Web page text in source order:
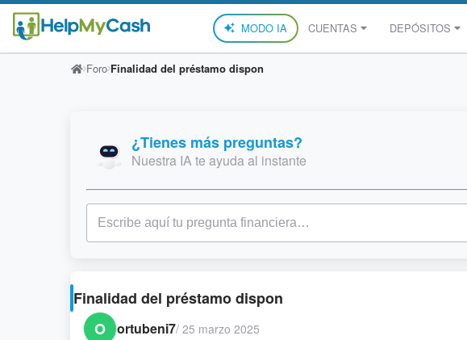
MODO IA CUENTAS DEPÓSITOS
Foro Finalidad del préstamo dispon
¿Tienes más preguntas?
Nuestra IA te ayuda al instante
Finalidad del préstamo dispon
O ortubeni7/ 25 marzo 2025